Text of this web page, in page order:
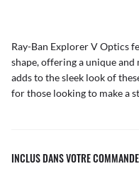
Ray-Ban Explorer V Optics
shape, offering a unique
adds to the sleek look of
for those looking to make a
INCLUS DANS VOTRE COMMANDE